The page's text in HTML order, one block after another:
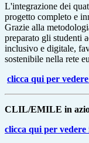
L'integrazione dei
progetto completo e
Grazie alla
preparato gli studenti
inclusivo e digitale,
sostenibile nella rete
clicca qui per
CLIL/EMILE in
clicca qui per vedere